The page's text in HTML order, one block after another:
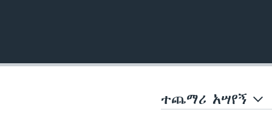
ተጨማሪ አሣየኝ